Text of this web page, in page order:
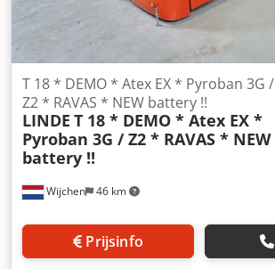
Wijchen 46 km
T 18 * DEMO * Atex EX * Pyroban 3G /
Z2 * RAVAS * NEW battery !!
LINDE T 18 * DEMO * Atex EX *
Pyroban 3G / Z2 * RAVAS * NEW
battery !!
Prijsinfo